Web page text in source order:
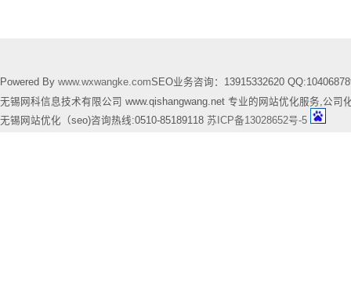
Powered By www.wxwangke.comSEO业务咨询：13915332620
无锡网科信息技术有限公司 www.qishangwang.net 专业的网站优化服务,公司
无锡网站优化（seo)咨询热线:0510-85189118 苏ICP备13028652号-5